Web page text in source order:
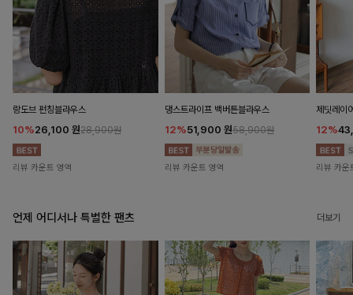
랑도브 펀칭블라우스
10%26,100 원28,900원
리뷰 카운트 영역
댕스트라이프 백버튼블라우스
12%51,900 원58,900원
리뷰 카운트 영역
제딧레이
12%
리뷰 카운
언제 어디서나 특별한 팬츠 더보기